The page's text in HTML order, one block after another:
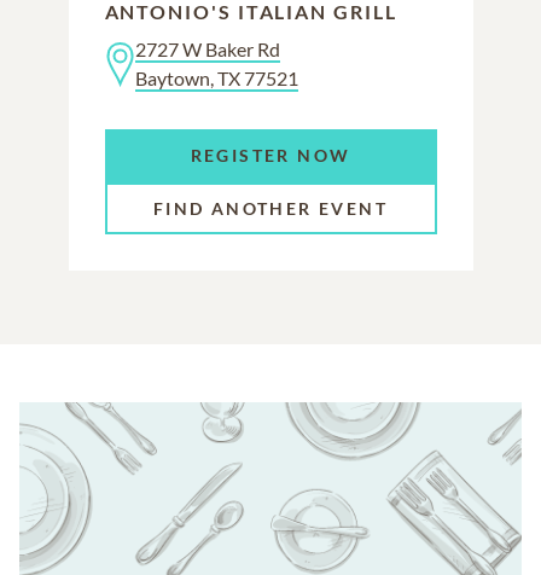
ANTONIO'S ITALIAN GRILL
2727 W Baker Rd
Baytown, TX 77521
REGISTER NOW
FIND ANOTHER EVENT